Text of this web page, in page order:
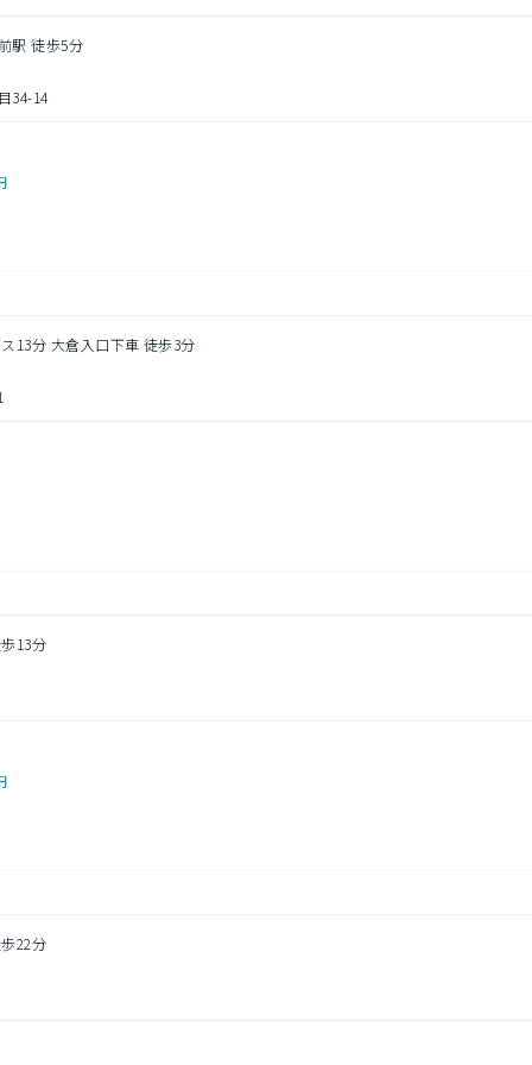
駅 徒歩5分
34-14
13分 大倉入口下車 徒歩3分
13分
22分